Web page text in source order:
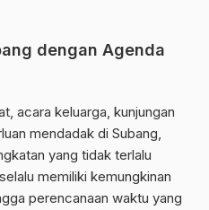
dengan Agenda
acara keluarga, kunjungan
mendadak di Subang,
yang tidak terlalu
memiliki kemungkinan
perencanaan waktu yang